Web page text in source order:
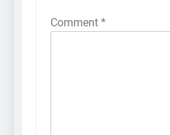
Comment *